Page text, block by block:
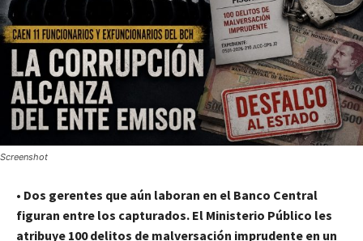
Screenshot
• Dos gerentes que aún laboran en el Banco Central
figuran entre los capturados. El Ministerio Público les
atribuye 100 delitos de malversación imprudente en un